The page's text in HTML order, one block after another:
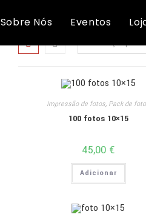
Sobre Nós Eventos
Ordenação
Impressão de fotos, Pack de
100 fotos 10×15
45,00 €
Adicionar